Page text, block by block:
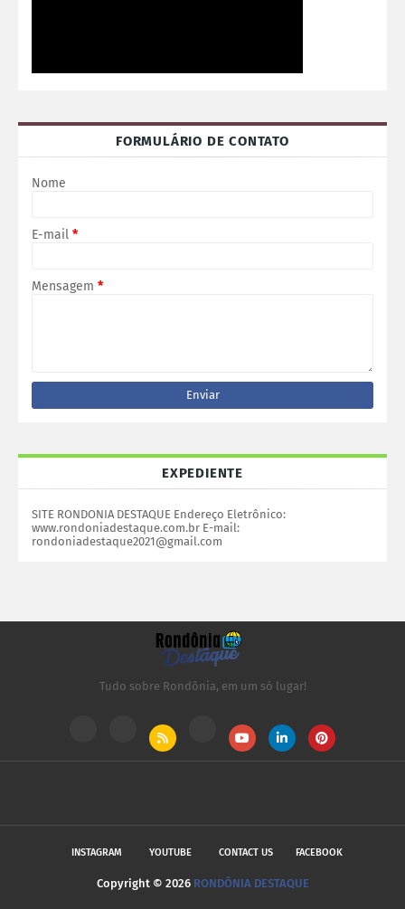
FORMULÁRIO DE CONTATO
Nome
E-mail *
Mensagem *
EXPEDIENTE
SITE RONDONIA DESTAQUE Endereço Eletrônico:
www.rondoniadestaque.com.br E-mail:
rondoniadestaque2021@gmail.com
Tudo sobre Rondônia, em um só lugar!
INSTAGRAM YOUTUBE CONTACT US FACEBOOK
Copyright © 2026 RONDÔNIA DESTAQUE